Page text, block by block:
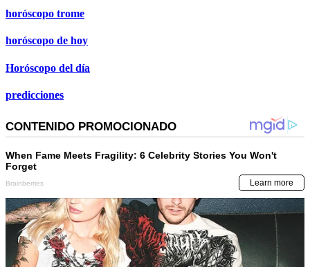
horóscopo trome
horóscopo de hoy
Horóscopo del día
predicciones